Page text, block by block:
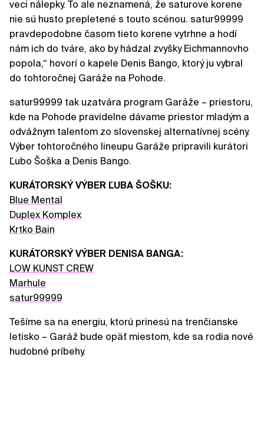
veci nálepky. To ale neznamená, že saturove korene
nie sú husto prepletené s touto scénou. satur99999
pravdepodobne časom tieto korene vytrhne a hodí
nám ich do tváre, ako by hádzal zvyšky Eichmannovho
popola,“ hovorí o kapele Denis Bango, ktorý ju vybral
do tohtoročnej Garáže na Pohode.
satur99999 tak uzatvára program Garáže – priestoru,
kde na Pohode pravidelne dávame priestor mladým a
odvážnym talentom zo slovenskej alternatívnej scény.
Výber tohtoročného lineupu Garáže pripravili kurátori
Ľubo Šoška a Denis Bango.
KURÁTORSKÝ VÝBER ĽUBA ŠOŠKU:
Blue Mental
Duplex Komplex
Krtko Bain
KURÁTORSKÝ VÝBER DENISA BANGA:
LOW KUNST CREW
Marhule
satur99999
Tešíme sa na energiu, ktorú prinesú na trenčianske
letisko – Garáž bude opäť miestom, kde sa rodia nové
hudobné príbehy.